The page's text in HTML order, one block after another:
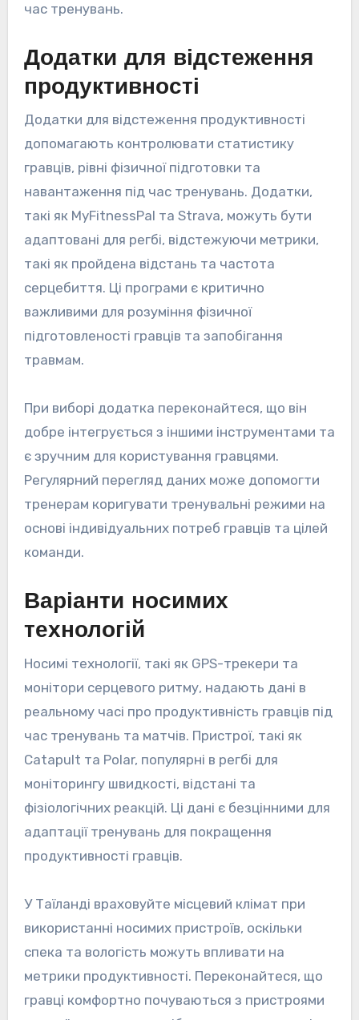
час тренувань.
Додатки для відстеження
продуктивності
Додатки для відстеження продуктивності
допомагають контролювати статистику
гравців, рівні фізичної підготовки та
навантаження під час тренувань. Додатки,
такі як MyFitnessPal та Strava, можуть бути
адаптовані для регбі, відстежуючи метрики,
такі як пройдена відстань та частота
серцебиття. Ці програми є критично
важливими для розуміння фізичної
підготовленості гравців та запобігання
травмам.
При виборі додатка переконайтеся, що він
добре інтегрується з іншими інструментами та
є зручним для користування гравцями.
Регулярний перегляд даних може допомогти
тренерам коригувати тренувальні режими на
основі індивідуальних потреб гравців та цілей
команди.
Варіанти носимих
технологій
Носимі технології, такі як GPS-трекери та
монітори серцевого ритму, надають дані в
реальному часі про продуктивність гравців під
час тренувань та матчів. Пристрої, такі як
Catapult та Polar, популярні в регбі для
моніторингу швидкості, відстані та
фізіологічних реакцій. Ці дані є безцінними для
адаптації тренувань для покращення
продуктивності гравців.
У Таїланді враховуйте місцевий клімат при
використанні носимих пристроїв, оскільки
спека та вологість можуть впливати на
метрики продуктивності. Переконайтеся, що
гравці комфортно почуваються з пристроями